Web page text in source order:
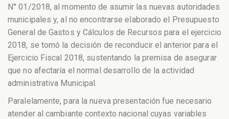
N° 01/2018, al momento de asumir las nuevas autoridades
municipales y, al no encontrarse elaborado el Presupuesto
General de Gastos y Cálculos de Recursos para el ejercicio
2018, se tomó la decisión de reconducir el anterior para el
Ejercicio Fiscal 2018, sustentando la premisa de asegurar
que no afectaría el normal desarrollo de la actividad
administrativa Municipal.
Paralelamente, para la nueva presentación fue necesario
atender al cambiante contexto nacional cuyas variables